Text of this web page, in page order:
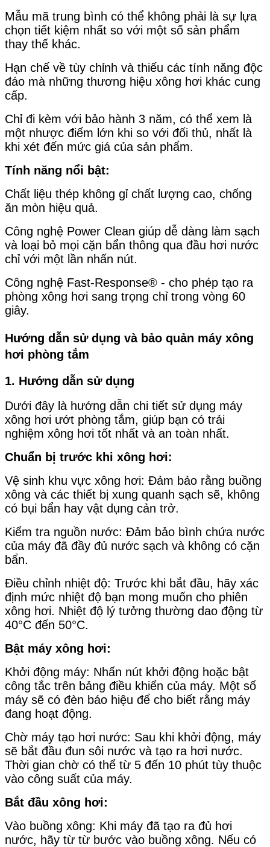
Mẫu mã trung bình có thể không phải là sự lựa
chọn tiết kiệm nhất so với một số sản phẩm
thay thế khác.
Hạn chế về tùy chỉnh và thiếu các tính năng độc
đáo mà những thương hiệu xông hơi khác cung
cấp.
Chỉ đi kèm với bảo hành 3 năm, có thể xem là
một nhược điểm lớn khi so với đối thủ, nhất là
khi xét đến mức giá của sản phẩm.
Tính năng nổi bật:
Chất liệu thép không gỉ chất lượng cao, chống
ăn mòn hiệu quả.
Công nghệ Power Clean giúp dễ dàng làm sạch
và loại bỏ mọi cặn bẩn thông qua đầu hơi nước
chỉ với một lần nhấn nút.
Công nghệ Fast-Response® - cho phép tạo ra
phòng xông hơi sang trọng chỉ trong vòng 60
giây.
Hướng dẫn sử dụng và bảo quản máy xông
hơi phòng tắm
1. Hướng dẫn sử dụng
Dưới đây là hướng dẫn chi tiết sử dụng máy
xông hơi ướt phòng tắm, giúp bạn có trải
nghiệm xông hơi tốt nhất và an toàn nhất.
Chuẩn bị trước khi xông hơi:
Vệ sinh khu vực xông hơi: Đảm bảo rằng buồng
xông và các thiết bị xung quanh sạch sẽ, không
có bụi bẩn hay vật dụng cản trở.
Kiểm tra nguồn nước: Đảm bảo bình chứa nước
của máy đã đầy đủ nước sạch và không có cặn
bẩn.
Điều chỉnh nhiệt độ: Trước khi bắt đầu, hãy xác
định mức nhiệt độ bạn mong muốn cho phiên
xông hơi. Nhiệt độ lý tưởng thường dao động từ
40°C đến 50°C.
Bật máy xông hơi:
Khởi động máy: Nhấn nút khởi động hoặc bật
công tắc trên bảng điều khiển của máy. Một số
máy sẽ có đèn báo hiệu để cho biết rằng máy
đang hoạt động.
Chờ máy tạo hơi nước: Sau khi khởi động, máy
sẽ bắt đầu đun sôi nước và tạo ra hơi nước.
Thời gian chờ có thể từ 5 đến 10 phút tùy thuộc
vào công suất của máy.
Bắt đầu xông hơi:
Vào buồng xông: Khi máy đã tạo ra đủ hơi
nước, hãy từ từ bước vào buồng xông. Nếu có